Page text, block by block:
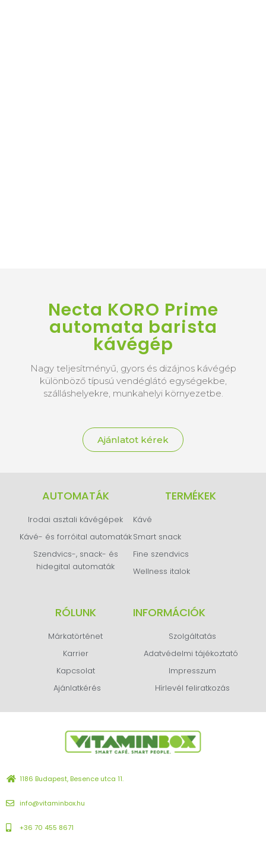
Necta KORO Prime
automata barista
kávégép
Nagy teljesítményű, gyors és dizájnos kávégép
különböző típusú vendéglátó egységekbe,
szálláshelyekre, munkahelyi környezetbe.
Ajánlatot kérek
AUTOMATÁK
Irodai asztali kávégépek
Kávé- és forróital automaták
Szendvics-, snack- és
hidegital automaták
TERMÉKEK
Kávé
Smart snack
Fine szendvics
Wellness italok
RÓLUNK
Márkatörténet
Karrier
Kapcsolat
Ajánlatkérés
INFORMÁCIÓK
Szolgáltatás
Adatvédelmi tájékoztató
Impresszum
Hírlevél feliratkozás
1186 Budapest, Besence utca 11.
info@vitaminbox.hu
+36 70 455 8671